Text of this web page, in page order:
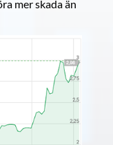
mer skada än